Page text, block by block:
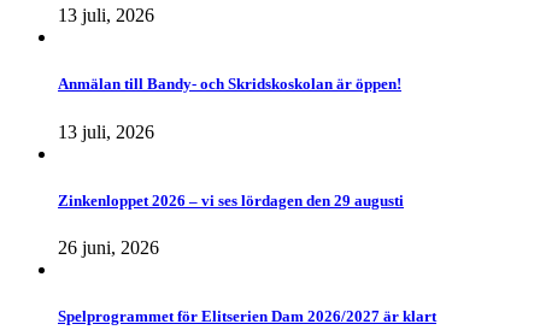
13 juli, 2026
Anmälan till Bandy- och Skridskoskolan är öppen!
13 juli, 2026
Zinkenloppet 2026 – vi ses lördagen den 29 augusti
26 juni, 2026
Spelprogrammet för Elitserien Dam 2026/2027 är klart